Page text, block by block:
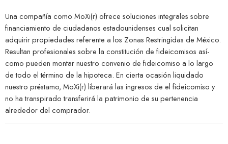
Una compañía como MoXi(r) ofrece soluciones integrales sobre
financiamiento de ciudadanos estadounidenses cual solicitan
adquirir propiedades referente a los Zonas Restringidas de México.
Resultan profesionales sobre la constitución de fideicomisos así­
como pueden montar nuestro convenio de fideicomiso a lo largo
de todo el término de la hipoteca. En cierta ocasión liquidado
nuestro préstamo, MoXi(r) liberará las ingresos de el fideicomiso y
no ha transpirado transferirá la patrimonio de su pertenencia
alrededor del comprador.